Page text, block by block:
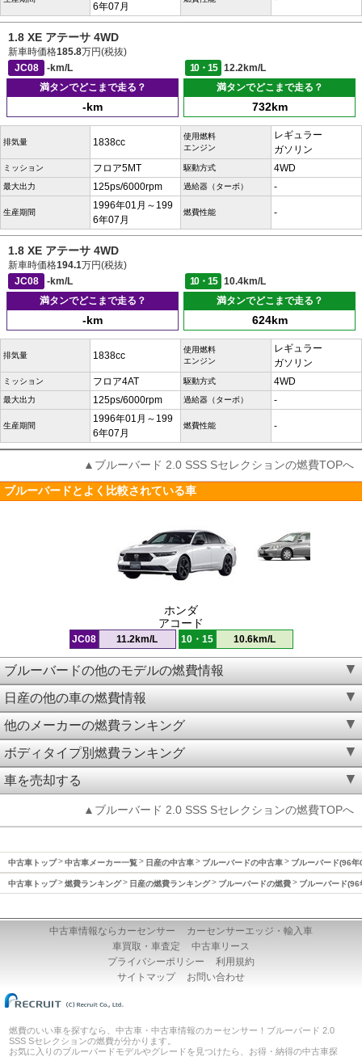
6年07月
1.8 XE アテーサ 4WD
新車時価格185.8万円(税抜)
JC08
-km/L 10・15
12.2km/L
満タンでどこまで走る？
-km
満タンでどこまで走る？
732km
排気量 1838cc
使用燃料
エンジン
レギュラー
ガソリン
ミッション フロア5MT 駆動方式 4WD
最大出力 125ps/6000rpm 過給器（ターボ） -
生産期間
1996年01月～199
6年07月
燃費性能 -
1.8 XE アテーサ 4WD
新車時価格194.1万円(税抜)
JC08
-km/L 10・15
10.4km/L
満タンでどこまで走る？
-km
満タンでどこまで走る？
624km
排気量 1838cc
使用燃料
エンジン
レギュラー
ガソリン
ミッション フロア4AT 駆動方式 4WD
最大出力 125ps/6000rpm 過給器（ターボ） -
生産期間
1996年01月～199
6年07月
燃費性能 -
▲ブルーバード 2.0 SSS Sセレクションの燃費TOPへ
ブルーバードとよく比較されている車
ホンダ
アコード
JC08 11.2km/L 10・15 10.6km/L
ブルーバードの他のモデルの燃費情報
日産の他の車の燃費情報
他のメーカーの燃費ランキング
ボディタイプ別燃費ランキング
車を売却する
▲ブルーバード 2.0 SSS Sセレクションの燃費TOPへ
中古車トップ 中古車メーカー一覧 日産の中古車 ブルーバードの中古車 ブルーバード(96
中古車トップ 燃費ランキング 日産の燃費ランキング ブルーバードの燃費 ブルーバード
中古車情報ならカーセンサー
カーセンサーエッジ・輸入車
車買取・車査定
中古車リース
プライバシーポリシー
利用規約
サイトマップ
お問い合わせ
燃費のいい車を探すなら、中古車・中古車情報のカーセンサー！ブルーバード 2.0
SSS Sセレクションの燃費が分かります。
お気に入りのブルーバードモデルやグレードを見つけたら、お得・納得の中古車探